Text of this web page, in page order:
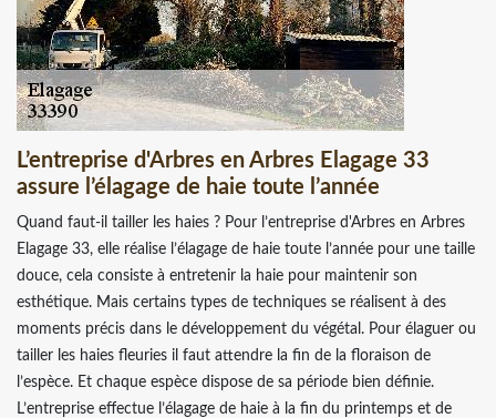
L’entreprise d'Arbres en Arbres Elagage 33
assure l’élagage de haie toute l’année
Quand faut-il tailler les haies ? Pour l’entreprise d'Arbres en Arbres
Elagage 33, elle réalise l’élagage de haie toute l’année pour une taille
douce, cela consiste à entretenir la haie pour maintenir son
esthétique. Mais certains types de techniques se réalisent à des
moments précis dans le développement du végétal. Pour élaguer ou
tailler les haies fleuries il faut attendre la fin de la floraison de
l’espèce. Et chaque espèce dispose de sa période bien définie.
L’entreprise effectue l’élagage de haie à la fin du printemps et de